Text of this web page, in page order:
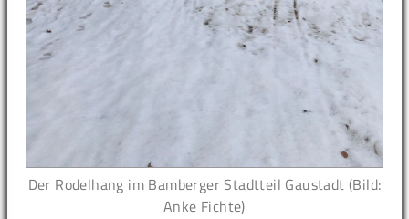
Der Rodelhang im Bamberger Stadtteil Gaustadt (Bild:
Anke Fichte)